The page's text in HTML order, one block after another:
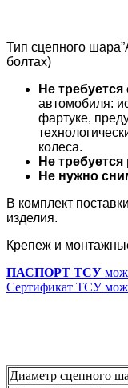
Тип сцепного
болтах)
Не
автомобиля:
фартуке,
колеса.
Не
Не нужно
В комплект
изделия.
Крепеж и
ПАСПОРТ ТСУ
Сертификат ТСУ
Диаметр сцепного